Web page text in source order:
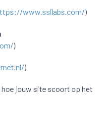
www.ssllabs.com/)
)
)
jouw site scoort op het